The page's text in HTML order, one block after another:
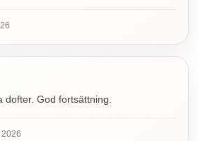
dofter. God fortsättning.